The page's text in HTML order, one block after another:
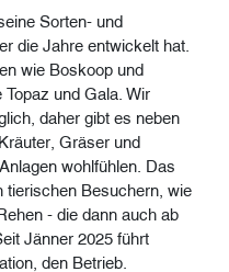
Sorten- und
die Jahre entwickelt hat.
wie Boskoop und
und Gala. Wir
daher gibt es neben
Gräser und
wohlfühlen. Das
tierischen Besuchern, wie
- die dann auch ab
Jänner 2025 führt
den Betrieb.